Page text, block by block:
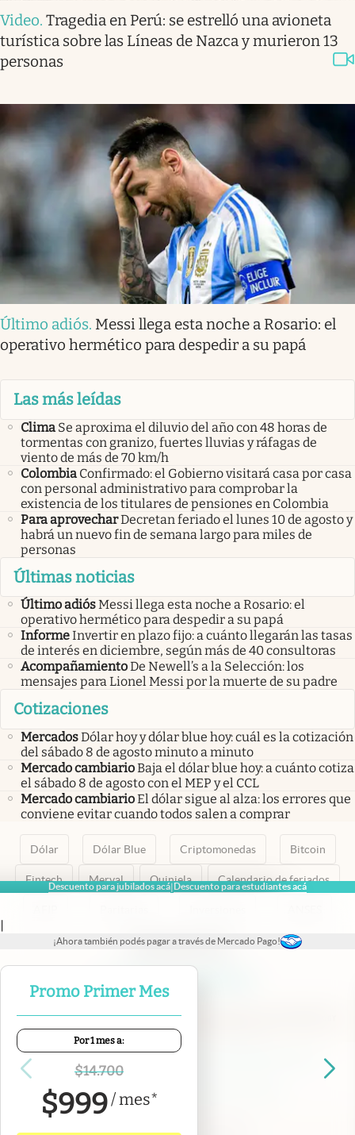
Descuento para jubilados acá|Descuento para estudiantes acá
|
¡Ahora también podés pagar a través de Mercado Pago!
Promo Primer Mes
Por 1 mes a:
$14.700
$999/mes*
Video. Tragedia en Perú: se estrelló una avioneta
turística sobre las Líneas de Nazca y murieron 13
personas
Último adiós. Messi llega esta noche a Rosario: el
operativo hermético para despedir a su papá
Las más leídas
Clima Se aproxima el diluvio del año con 48 horas de
tormentas con granizo, fuertes lluvias y ráfagas de
viento de más de 70 km/h
Colombia Confirmado: el Gobierno visitará casa por casa
con personal administrativo para comprobar la
existencia de los titulares de pensiones en Colombia
Para aprovecharDecretan feriado el lunes 10 de agosto y
habrá un nuevo fin de semana largo para miles de
personas
Últimas noticias
Último adiósMessi llega esta noche a Rosario: el
operativo hermético para despedir a su papá
InformeInvertir en plazo fijo: a cuánto llegarán las tasas
de interés en diciembre, según más de 40 consultoras
AcompañamientoDe Newell’s a la Selección: los
mensajes para Lionel Messi por la muerte de su padre
Cotizaciones
MercadosDólar hoy y dólar blue hoy: cuál es la cotización
del sábado 8 de agosto minuto a minuto
Mercado cambiarioBaja el dólar blue hoy: a cuánto cotiza
el sábado 8 de agosto con el MEP y el CCL
Mercado cambiarioEl dólar sigue al alza: los errores que
conviene evitar cuando todos salen a comprar
Dólar Dólar Blue Criptomonedas Bitcoin
Fintech Merval Quiniela Calendario de feriados
abre en nueva pestaña
abre en nueva pestaña
abre en nueva pestaña
abre en nueva pestaña
abre en nueva pestaña
Portal de Proveedores